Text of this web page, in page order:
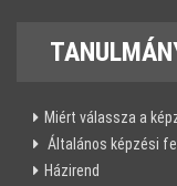
Miért válassza a
Általános képzési
Házirend